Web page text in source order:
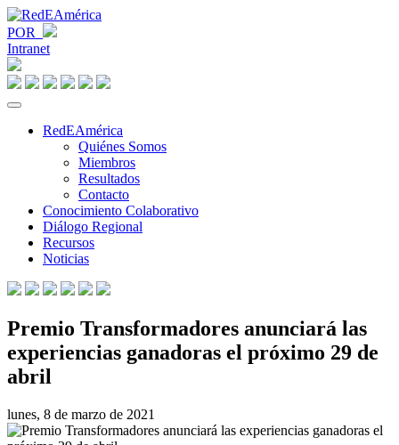
POR
Intranet
RedEAmérica
Quiénes Somos
Miembros
Resultados
Contacto
Conocimiento Colaborativo
Diálogo Regional
Recursos
Noticias
Premio Transformadores anunciará las
experiencias ganadoras el próximo 29 de
abril
lunes, 8 de marzo de 2021